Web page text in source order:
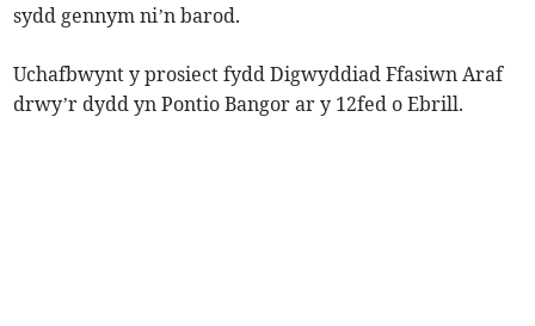
sydd gennym ni’n barod.
Uchafbwynt y prosiect fydd Digwyddiad Ffasiwn Araf
drwy’r dydd yn Pontio Bangor ar y 12fed o Ebrill.